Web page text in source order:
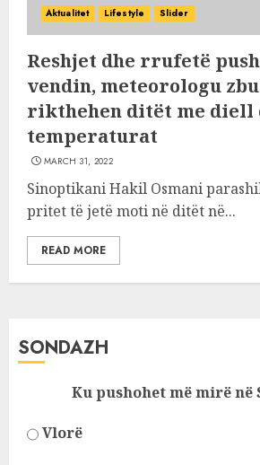
Aktualitet Lifestyle Slider
Reshjet dhe rrufetë
vendin, meteorologu
rikthehen ditët me
temperaturat
MARCH 31, 2022
Sinoptikani Hakil Osmani
pritet të jetë moti në ditët në...
READ MORE
SONDAZH
Ku pushohet më mirë në
Vlorë